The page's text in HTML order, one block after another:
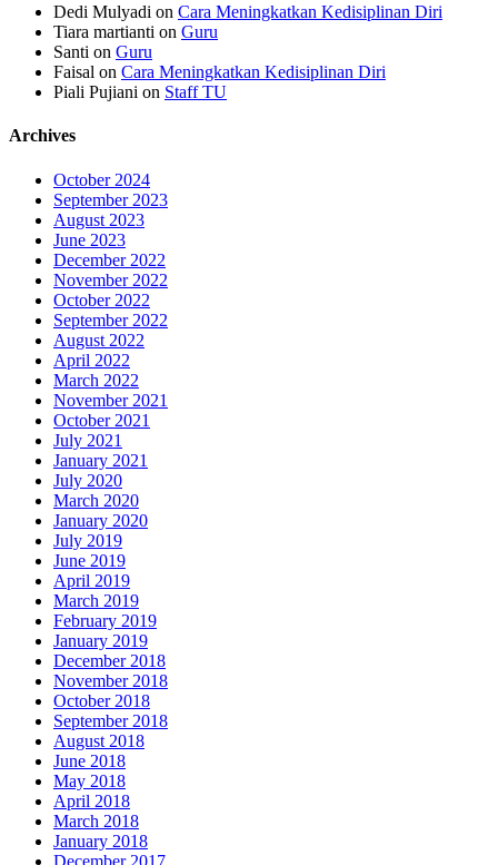
Dedi Mulyadi on Cara Meningkatkan Kedisiplinan Diri
Tiara martianti on Guru
Santi on Guru
Faisal on Cara Meningkatkan Kedisiplinan Diri
Piali Pujiani on Staff TU
Archives
October 2024
September 2023
August 2023
June 2023
December 2022
November 2022
October 2022
September 2022
August 2022
April 2022
March 2022
November 2021
October 2021
July 2021
January 2021
July 2020
March 2020
January 2020
July 2019
June 2019
April 2019
March 2019
February 2019
January 2019
December 2018
November 2018
October 2018
September 2018
August 2018
June 2018
May 2018
April 2018
March 2018
January 2018
December 2017